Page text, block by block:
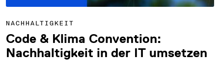
NACHHALTIGKEIT
Code & Klima Convention:
Nachhaltigkeit in der IT umsetzen